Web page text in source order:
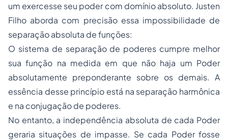
um exercesse seu poder com domínio absoluto. Justen
Filho aborda com precisão essa impossibilidade de
separação absoluta de funções:
O sistema de separação de poderes cumpre melhor
sua função na medida em que não haja um Poder
absolutamente preponderante sobre os demais. A
essência desse princípio está na separação harmônica
e na conjugação de poderes.
No entanto, a independência absoluta de cada Poder
geraria situações de impasse. Se cada Poder fosse